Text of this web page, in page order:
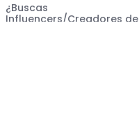
¿Buscas
Influencers/Creadores de